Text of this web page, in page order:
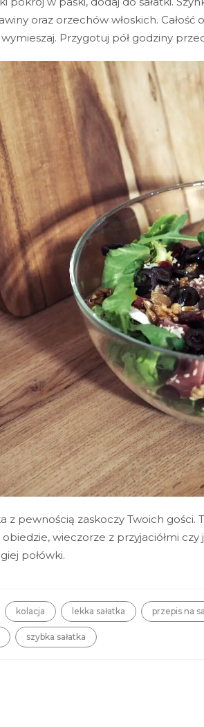
oraz orzechów włoskich.
Przygotuj pół godziny
z pewnością zaskoczy Twoich
wieczorze z przyjaciółmi
połówki.
kolacja lekka sałatka przepis na
szybka sałatka